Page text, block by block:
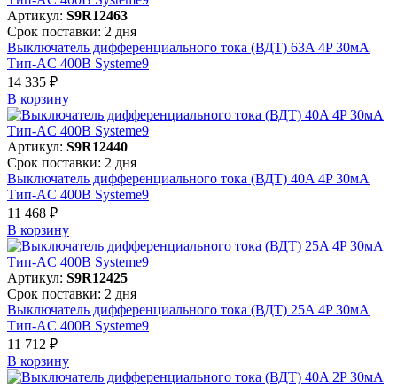
Артикул: S9R12463
Срок поставки: 2 дня
Выключатель дифференциального тока (ВДТ) 63A 4P 30мА
Тип-AC 400В Systeme9
14 335 ₽
В корзинy
Артикул: S9R12440
Срок поставки: 2 дня
Выключатель дифференциального тока (ВДТ) 40A 4P 30мА
Тип-AC 400В Systeme9
11 468 ₽
В корзинy
Артикул: S9R12425
Срок поставки: 2 дня
Выключатель дифференциального тока (ВДТ) 25A 4P 30мА
Тип-AC 400В Systeme9
11 712 ₽
В корзинy